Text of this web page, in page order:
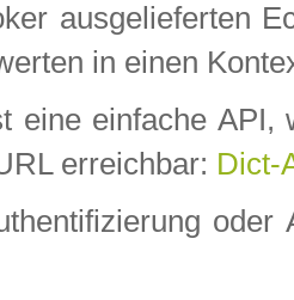
ausgelieferten
in einen
eine einfache API,
erreichbar: Dict-